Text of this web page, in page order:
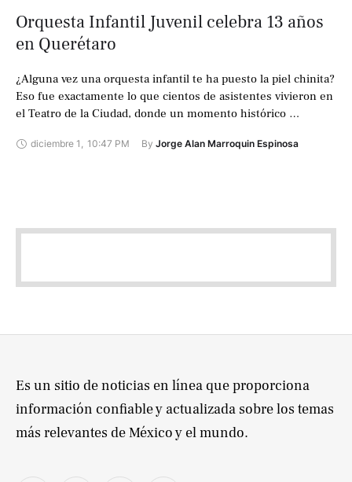
Orquesta Infantil Juvenil celebra 13 años
en Querétaro
¿Alguna vez una orquesta infantil te ha puesto la piel chinita?
Eso fue exactamente lo que cientos de asistentes vivieron en
el Teatro de la Ciudad, donde un momento histórico …
diciembre 1 , 10:47 PM By Jorge Alan Marroquin Espinosa
Es un sitio de noticias en línea que proporciona
información confiable y actualizada sobre los temas
más relevantes de México y el mundo.